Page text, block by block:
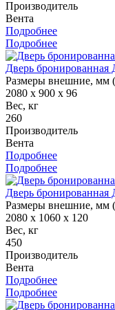
Производитель
Вента
Подробнее
Подробнее
Дверь бронированная
Размеры внешние,
2080 x 900 x 96
Вес, кг
260
Производитель
Вента
Подробнее
Подробнее
Дверь бронированная
Размеры внешние,
2080 x 1060 x 120
Вес, кг
450
Производитель
Вента
Подробнее
Подробнее